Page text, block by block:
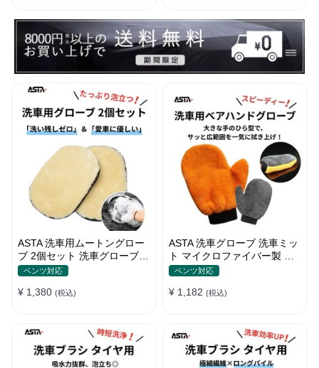
ASTA 洗車用ムートングロー
ブ 2個セット 洗車グローブ
手袋 傷防止 洗車グッズ 洗車
ベンツ対応
¥ 1,380 (税込)
ASTA 洗車グローブ 洗車ミッ
ト マイクロファイバー製 傷
防止 手洗い洗車用 ホイール
ーニンググローブ 1個入り
ベンツ対応
¥ 1,182 (税込)